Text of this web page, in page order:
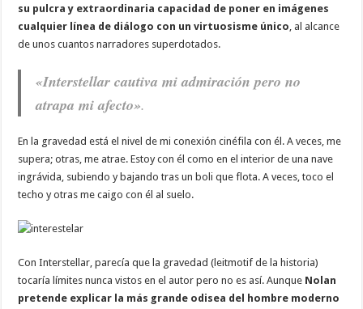
su pulcra y extraordinaria capacidad de poner en imágenes
cualquier línea de diálogo con un virtuosisme único, al alcance
de unos cuantos narradores superdotados.
«Interstellar cautiva mi admiración pero no
atrapa mi afecto».
En la gravedad está el nivel de mi conexión cinéfila con él. A veces, me
supera; otras, me atrae. Estoy con él como en el interior de una nave
ingrávida, subiendo y bajando tras un boli que flota. A veces, toco el
techo y otras me caigo con él al suelo.
Con Interstellar, parecía que la gravedad (leitmotif de la historia)
tocaría límites nunca vistos en el autor pero no es así. Aunque Nolan
pretende explicar la más grande odisea del hombre moderno